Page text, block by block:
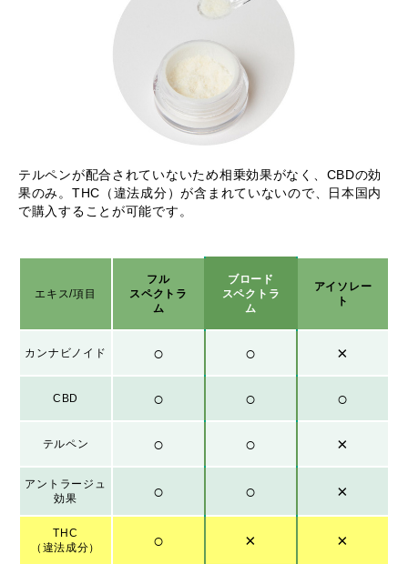
テルペンが配合されていないため相乗効果がなく、CBDの効
果のみ。THC（違法成分）が含まれていないので、日本国内
で購入することが可能です。
エキス/項目
フル
スペクトラ
ム
ブロード
スペクトラ
ム
アイソレー
ト
カンナビノイド ○ ○ ×
CBD ○ ○ ○
テルペン ○ ○ ×
アントラージュ
効果
○ ○ ×
THC
（違法成分）
○ × ×